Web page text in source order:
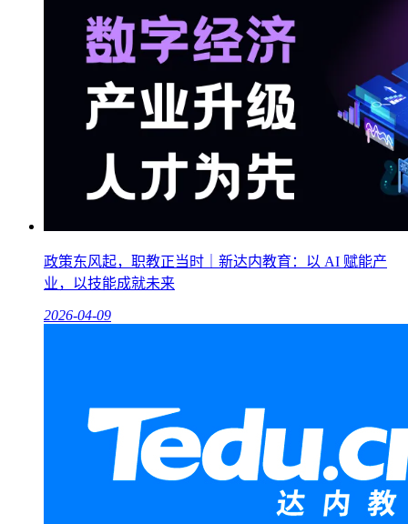
政策东风起，职教正当时｜新达内教育：以 AI 赋能产
业，以技能成就未来
2026-04-09